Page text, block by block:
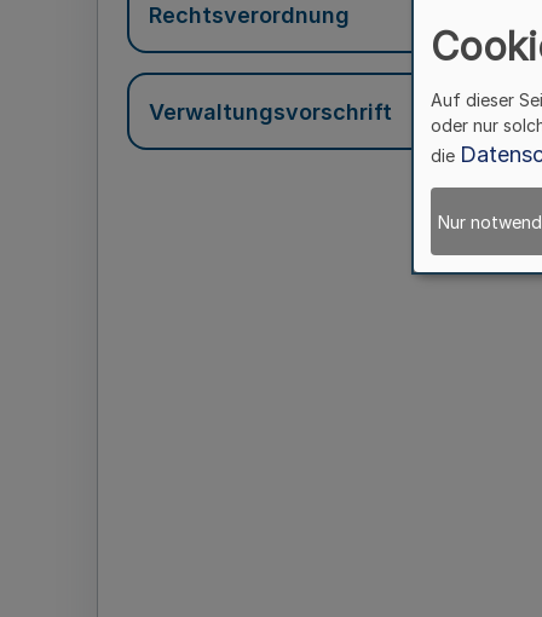
Rechtsverordnung
Verwaltungsvorschrift
Auf dieser
oder nur
die
Nur